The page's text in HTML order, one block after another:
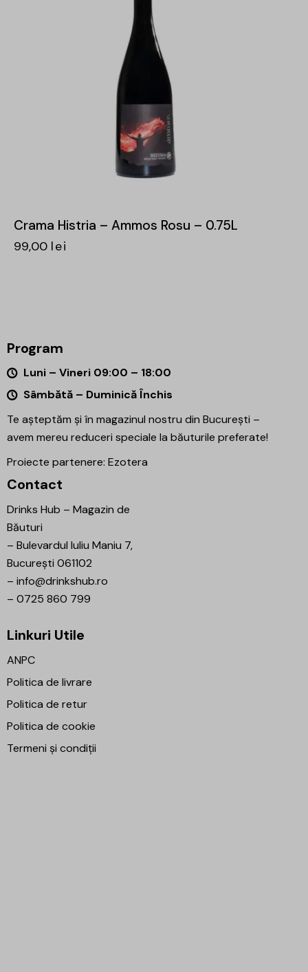
Crama Histria – Ammos Rosu – 0.75L
99,00 lei
Program
Luni – Vineri 09:00 – 18:00
Sâmbătă – Duminică Închis
Te așteptăm și în magazinul nostru din București –
avem mereu reduceri speciale la băuturile preferate!
Proiecte partenere: Ezotera
Contact
Drinks Hub – Magazin de
Băuturi
– Bulevardul Iuliu Maniu 7,
București 061102
– info@drinkshub.ro
– 0725 860 799
Linkuri Utile
ANPC
Politica de livrare
Politica de retur
Politica de cookie
Termeni și condiții